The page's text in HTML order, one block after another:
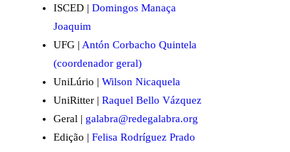
ISCED | Domingos Manaça
Joaquim
UFG | Antón Corbacho Quintela
(coordenador geral)
UniLúrio | Wilson Nicaquela
UniRitter | Raquel Bello Vázquez
Geral | galabra@redegalabra.org
Edição | Felisa Rodríguez Prado